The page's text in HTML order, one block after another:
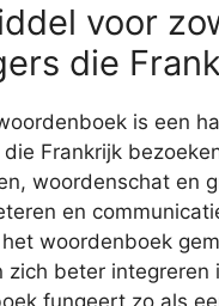
voor
die
is een
die Frankrijk
woordenschat en
en
woordenboek
zich beter